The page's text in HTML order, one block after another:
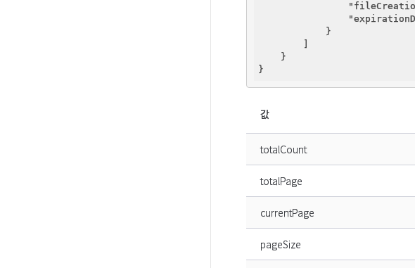
            }
        ]
    }
값
totalCount
totalPage
currentPage
pageSize